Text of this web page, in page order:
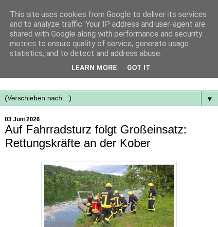
Mit frischen Themen aus der Region immer auf dem
▼
03 Juni 2026
Auf Fahrradsturz folgt Großeinsatz:
Rettungskräfte an der Kober
This site uses cookies from Google to deliver its services
and to analyze traffic. Your IP address and user-agent are
shared with Google along with performance and security
metrics to ensure quality of service, generate usage
statistics, and to detect and address abuse.
LEARN MORE GOT IT